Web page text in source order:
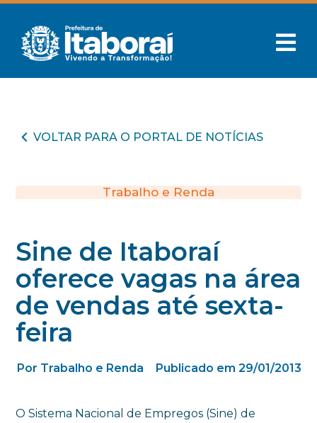
VOLTAR PARA O PORTAL DE NOTÍCIAS
Trabalho e Renda
Sine de Itaboraí
oferece vagas na área
de vendas até sexta-
feira
Por Trabalho e Renda Publicado em 29/01/2013
O Sistema Nacional de Empregos (Sine) de